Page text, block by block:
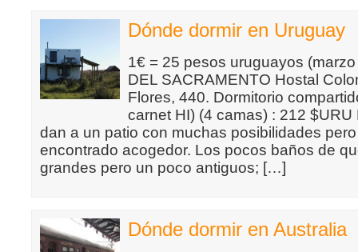
Dónde dormir en Uruguay
1€ = 25 pesos uruguayos
DEL SACRAMENTO Hostal
Flores, 440. Dormitorio
carnet HI) (4 camas) : 212
dan a un patio con muchas posibilidades
encontrado acogedor. Los pocos baños de
grandes pero un poco antiguos; […]
Dónde dormir en Australia